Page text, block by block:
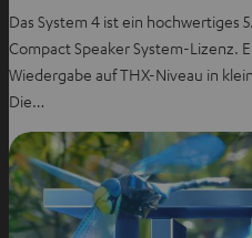
Das System 4 ist ein hochwertiges
Compact Speaker System-Lizenz.
Wiedergabe auf THX-Niveau in
Die…